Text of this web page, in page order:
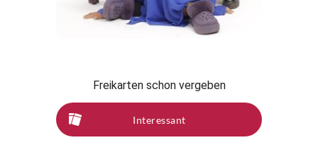
Freikarten schon vergeben
Interessant